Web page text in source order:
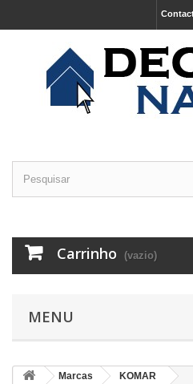
Carrinho (vazio)
MENU
Marcas
KOMAR